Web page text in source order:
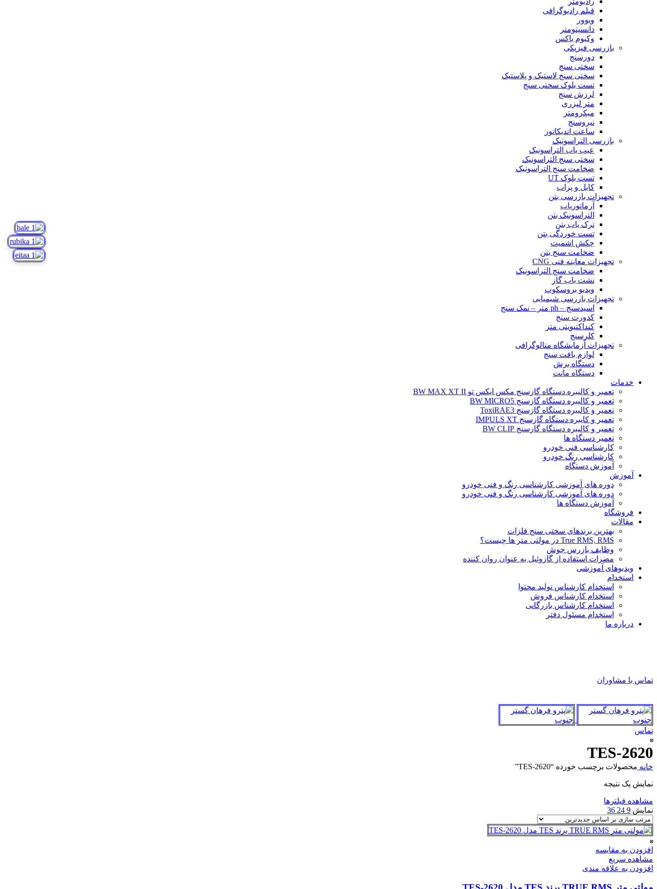
فیلم رادیوگرافی
ویوور
دانسیتومتر
وکیوم باکس
بازرسی فیزیکی
دورسنج
سختی سنج
سختی سنج لاستیک و پلاستیک
تست بلوک سختی سنج
لرزش سنج
متر لیزری
میکرومتر
نیروسنج
ساعت اندیکاتور
بازرسی التراسونیک
عیب یاب التراسونیک
سختی سنج التراسونیک
ضخامت سنج التراسونیک
تست بلوک UT
کابل و پراب
تجهیزات بازرسی بتن
آرماتوریاب
التراسونیک بتن
ترک یاب بتن
تست خوردگی بتن
چکش اشمیت
ضخامت سنج بتن
تجهیزات معاینه فنی CNG
ضخامت سنج التراسونیک
نشت یاب گاز
ویدیو بروسکوپ
تجهیزات بازرسی شیمیایی
اسیدسنج – ph متر – نمک سنج
کدورت سنج
کنداکتیویتی متر
کلرسنج
تجهیزات آزمایشگاه متالوگرافی
لوازم بافت سنج
دستگاه برش
دستگاه مانت
خدمات
تعمیر و کالیبره دستگاه گازسنج مکس ایکس تو BW MAX XT II
تعمیر و کالیبره دستگاه گازسنج BW MICRO5
تعمیر و کالیبره دستگاه گازسنج ToxiRAE3
تعمیر و کایبره دستگاه گازسنج IMPULS XT
تعمیر و کالیبره دستگاه گازسنج BW CLIP
تعمیر دستگاه ها
کارشناسی فنی خودرو
کارشناسی رنگ خودرو
آموزش دستگاه
آموزش
دوره های آموزشی کارشناسی رنگ و فنی خودرو
دوره های آموزشی کارشناسی رنگ و فنی خودرو
آموزش دستگاه ها
فروشگاه
مقالات
بهترین برندهای سختی سنج فلزات
True RMS, RMS در مولتی متر ها چیست؟
وظایف بازرس جوش
مضرات استفاده از گازوئیل به عنوان روان کننده
ویدیوهای آموزشی
استخدام
استخدام کارشناس تولید محتوا
استخدام کارشناس فروش
استخدام کارشناس بازرگانی
استخدام مسئول دفتر
درباره ما
تماس با مشاوران
تماس
TES-2620
خانه محصولات برچسب خورده “TES-2620”
نمایش یک نتیجه
مشاهده فیلترها
نمایش 9
24
36
افزودن به مقایسه
مشاهده سریع
افزودن به علاقه مندی